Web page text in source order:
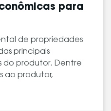
para
de propriedades
principais
do produtor. Dentre
ao produtor,